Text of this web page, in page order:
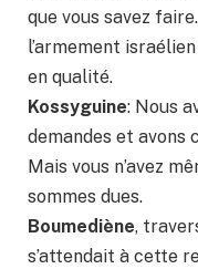
que vous savez
l’armement
en qualité.
Kossyguine: Nous
demandes et
Mais vous n’avez
sommes dues.
Boumediène,
s’attendait à cette